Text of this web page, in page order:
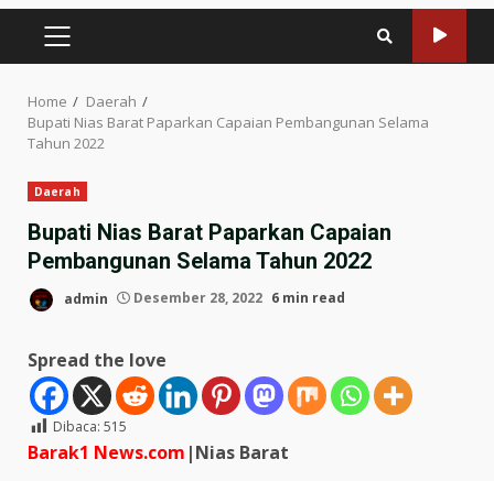
PRIMARY
MENU
Home
Daerah
Bupati Nias Barat Paparkan Capaian Pembangunan Selama
Tahun 2022
Daerah
Bupati Nias Barat Paparkan Capaian
Pembangunan Selama Tahun 2022
admin Desember 28, 2022 6 min read
Spread the love
Dibaca: 515
Barak1 News.com |Nias Barat